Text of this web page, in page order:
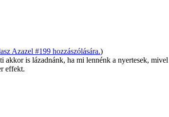
Azazel #199 hozzászólására.)
is lázadnánk, ha mi lennénk a nyertesek,
effekt.